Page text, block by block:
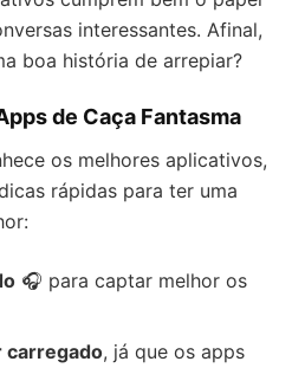
interessantes. Afinal,
boa história de arrepiar?
de Caça Fantasma
os melhores aplicativos,
rápidas para ter uma
🎧 para captar melhor os
carregado, já que os apps